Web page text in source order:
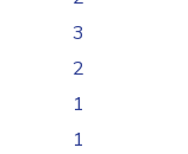
3
2
1
1